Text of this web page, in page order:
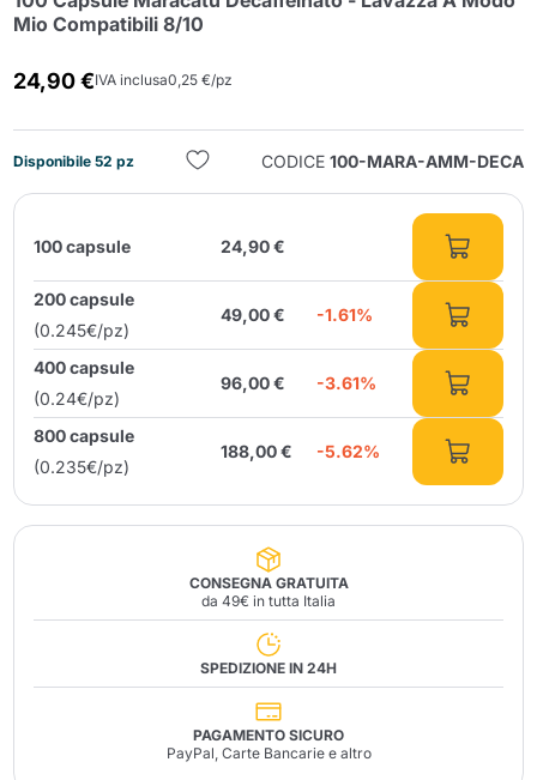
Mio Compatibili 8/10
24,90 €IVA inclusa0,25 €/pz
Disponibile 52 pz CODICE 100-MARA-AMM-DECA
100 capsule 24,90 €
200 capsule
(0.245€/pz)
49,00 € -1.61%
400 capsule
(0.24€/pz)
96,00 € -3.61%
800 capsule
(0.235€/pz)
188,00 € -5.62%
CONSEGNA GRATUITA
da 49€ in tutta Italia
SPEDIZIONE IN 24H
PAGAMENTO SICURO
PayPal, Carte Bancarie e altro